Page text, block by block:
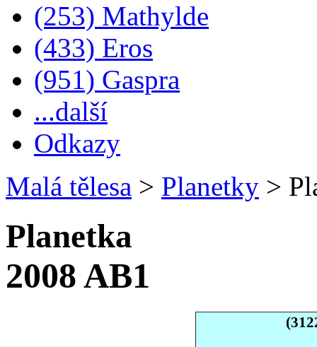
(253) Mathylde
(433) Eros
(951) Gaspra
...další
Odkazy
Malá tělesa > Planetky >
Planetka
2008 AB1